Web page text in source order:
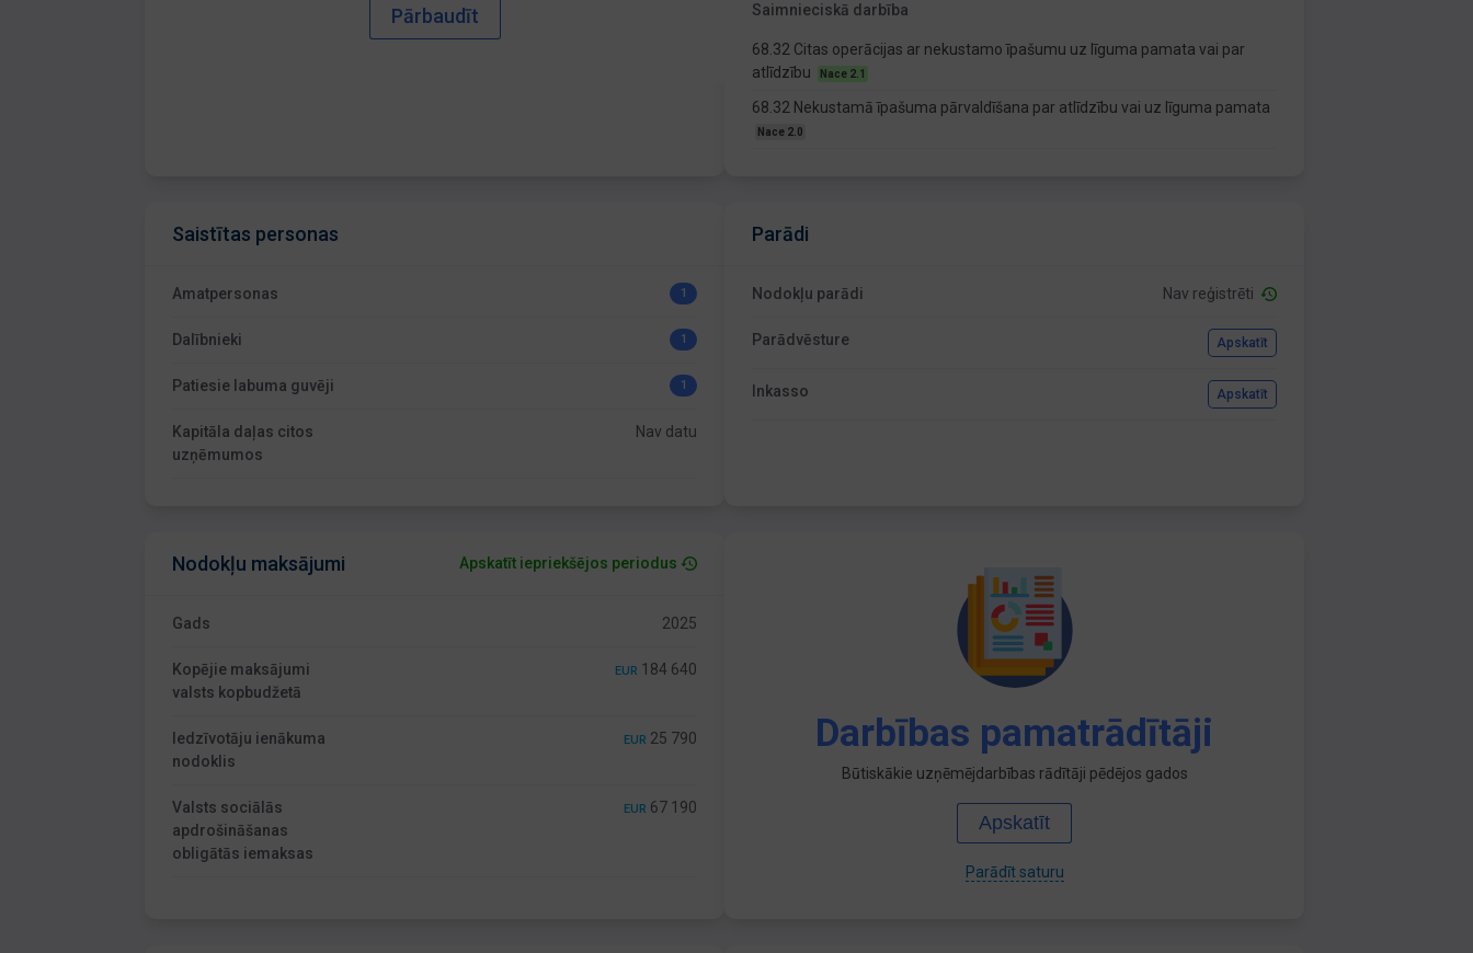
Pārbaudīt Saimnieciskā darbība
68.32 Citas operācijas ar nekustamo īpašumu uz līguma pamata vai par
atlīdzību
Nace 2.1
68.32 Nekustamā īpašuma pārvaldīšana par atlīdzību vai uz līguma pamata
Nace 2.0
Saistītas personas
Amatpersonas 1
Dalībnieki 1
Patiesie labuma guvēji 1
Kapitāla daļas citos
uzņēmumos
Nav datu
Parādi
Nodokļu parādi Nav reģistrēti
Parādvēsture Apskatīt
Inkasso Apskatīt
Nodokļu maksājumi Apskatīt iepriekšējos periodus
Gads 2025
Kopējie maksājumi
valsts kopbudžetā
EUR 184 640
Iedzīvotāju ienākuma
nodoklis
EUR 25 790
Valsts sociālās
apdrošināšanas
obligātās iemaksas
EUR 67 190
Darbības pamatrādītāji
Būtiskākie uzņēmējdarbības rādītāji pēdējos gados
Apskatīt
Parādīt saturu